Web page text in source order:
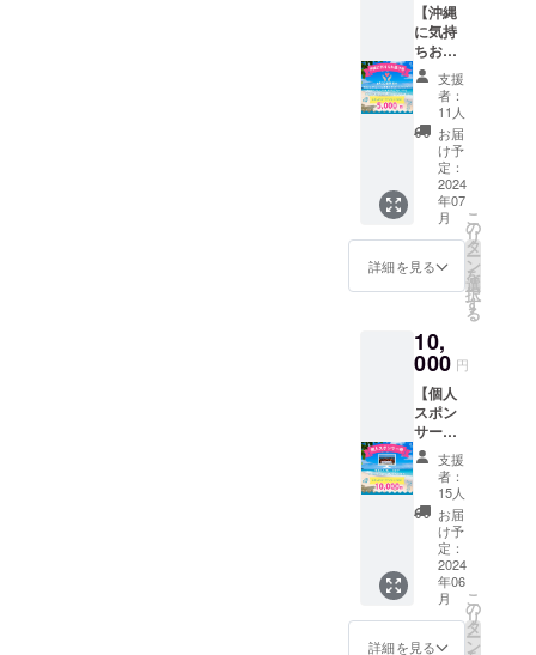
【沖縄
に気持
ちお届
け券】
6月30日
開催の
海あし
びなー
SUN
フェス
タ2024
に、ボ
ラン
ティア
で参加
したい
まで来
れない
方向け
のリ
ターン
感謝の
メッ
セージ
と共
に、当
日の写
真を
メール
でお届
けしま
す。
支援
者：
11人
お届
け予
定：
2024
年07
月
詳細を見る
こ
の
リ
タ
ー
ン
を
選
択
す
る
10,
000 円
【個人
スポン
サー
券】 海
あしび
なーHP
に、1年
CAMPF
IRE支援
スポン
サーと
して、
あなた
支援
者：
15人
お届
け予
定：
2024
年06
月
詳細を見る
こ
の
リ
タ
ー
ン